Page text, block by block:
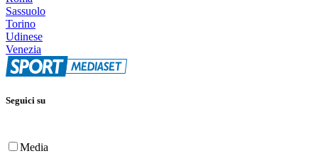
Sassuolo
Torino
Udinese
Venezia
Seguici su
Media